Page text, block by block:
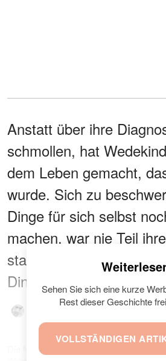
Anstatt über ihre
schmollen, hat
dem Leben gemacht,
wurde. Sich zu
Dinge für sich selbst
machen, war nie Teil
stattdessen konzentriert
Dinge, die sie
Die Menschen überhäufen Tiffany
Sehen Sie sich eine kurze
Rest dieser Geschichte
VOLLSTÄNDIGEN